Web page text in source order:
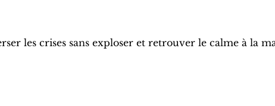
les crises sans exploser et retrouver le calme à la